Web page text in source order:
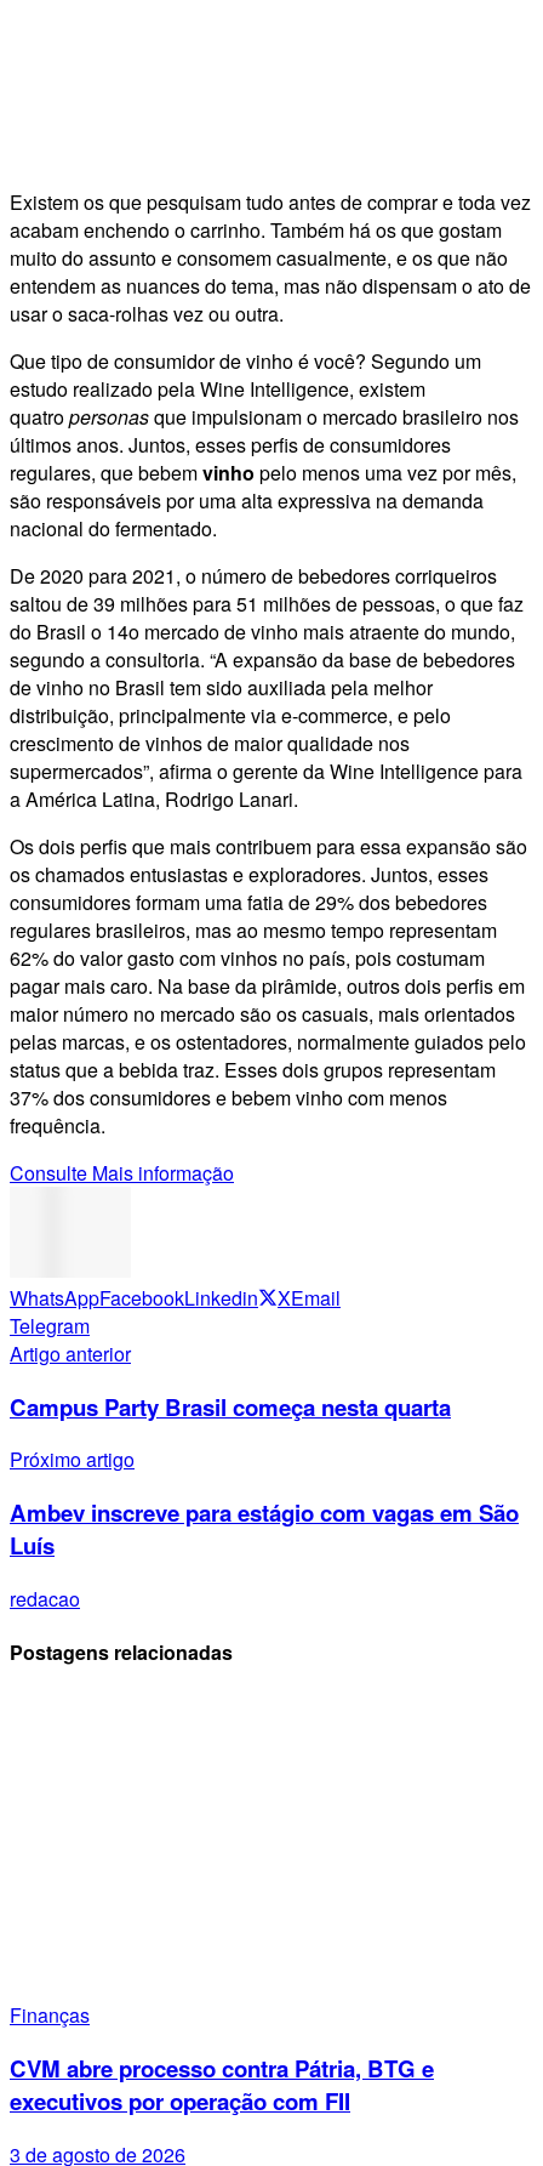
Existem os que pesquisam tudo antes de comprar e toda vez
acabam enchendo o carrinho. Também há os que gostam
muito do assunto e consomem casual­mente, e os que não
entendem as nuances do tema, mas não dispensam o ato de
usar o saca-rolhas vez ou outra.
Que tipo de consumidor de vinho é você? Segundo um
estudo realizado pela Wine Intelligence, existem
quatropersonasque impulsionam o mercado brasileiro nos
últimos anos. Juntos, esses perfis de consumidores
regulares, que bebemvinho pelo menos uma vez por mês,
são responsáveis por uma alta expressiva na demanda
nacional do fermentado.
De 2020 para 2021, o número de bebedores corriqueiros
saltou de 39 milhões para 51 milhões de pessoas, o que faz
do Brasil o 14o mercado de vinho mais atraente do mundo,
segundo a consultoria. “A expansão da base de bebedores
de vinho no Brasil tem sido auxiliada pela melhor
distribuição, principalmente via e-commerce, e pelo
crescimento de vinhos de maior qualidade nos
supermercados”, afirma o gerente da Wine Intelligence para
a América Latina, Rodrigo Lanari.
Os dois perfis que mais contribuem para essa expansão são
os chamados entusiastas e exploradores. Juntos, esses
consumidores formam uma fatia de 29% dos bebedores
regulares brasileiros, mas ao mesmo tempo representam
62% do valor gasto com vinhos no país, pois costumam
pagar mais caro. Na base da pirâmide, outros dois perfis em
maior número no mercado são os casuais, mais orientados
pelas marcas, e os ostentadores, normalmente guiados pelo
status que a bebida traz. Esses dois grupos representam
37% dos consumidores e bebem vinho com menos
frequência.
Consulte Mais informação
WhatsAppFacebookLinkedin XEmail
Telegram
Artigo anterior
Campus Party Brasil começa nesta quarta
Próximo artigo
Ambev inscreve para estágio com vagas em São
Luís
redacao
Postagens relacionadas
Finanças
CVM abre processo contra Pátria, BTG e
executivos por operação com FII
3 de agosto de 2026